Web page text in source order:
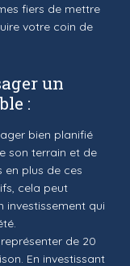
fiers de mettre
votre coin de
un
:
bien planifié
son terrain et de
en plus de ces
cela peut
investissement qui
de 20
En investissant